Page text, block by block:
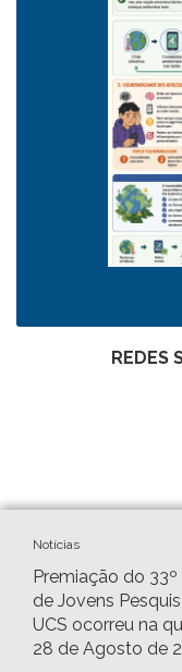
REDES
Notícias
Premiação do
de Jovens
UCS ocorreu na
28 de Agosto de